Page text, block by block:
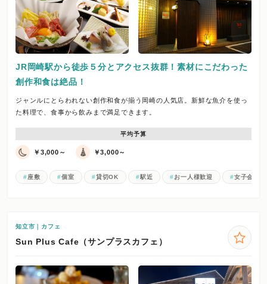
JR岡崎駅から徒歩５分とアクセス抜群！素材にこだわった
創作和食は絶品！
ジャンルにとらわれない創作和食が揃う岡崎の人気店。新鮮な魚介を使っ
た料理で、食事から飲みまで満足できます。
平均予算
￥3,000～ ￥3,000～
座敷 個室 貸切OK 駅近 お一人様歓迎 女子会
知立市｜カフェ
Sun Plus Cafe（サンプラスカフェ）